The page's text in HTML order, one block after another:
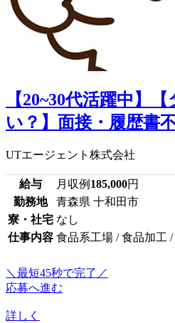
【20~30代活躍中】
い？】面接・履歴書
UTエージェント株式会社
給与 月収例 185,000円
勤務地
青森県 十和田市
寮・社宅 なし
仕事内容 食品系工場 / 食品加工 /
＼最短45秒で完了／
応募へ進む
詳しく